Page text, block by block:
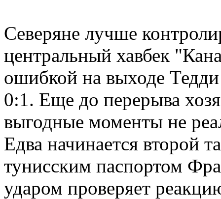
Северяне лучше
центральный хавбек
ошибкой на выходе
0:1. Еще до перерыва
выгодные моменты не
Едва начинается второй
тунисским паспортом
ударом проверяет